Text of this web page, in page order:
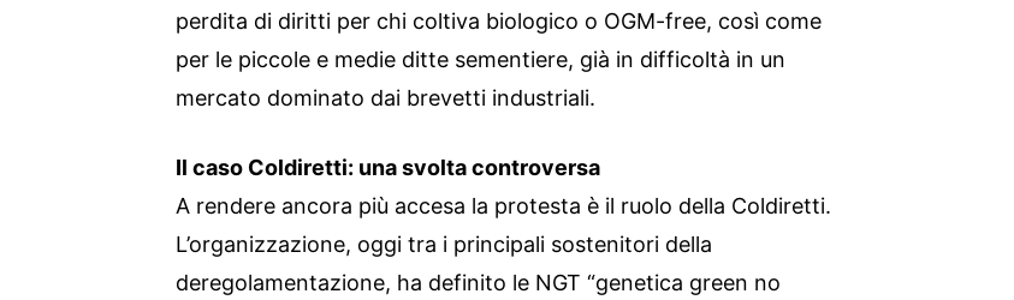
perdita di diritti per chi coltiva biologico o OGM-free, così come
per le piccole e medie ditte sementiere, già in difficoltà in un
mercato dominato dai brevetti industriali.
Il caso Coldiretti: una svolta controversa
A rendere ancora più accesa la protesta è il ruolo della Coldiretti.
L’organizzazione, oggi tra i principali sostenitori della
deregolamentazione, ha definito le NGT “genetica green no